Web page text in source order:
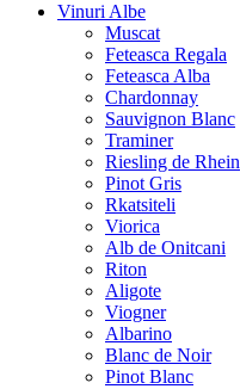
Vinuri Albe
Muscat
Feteasca Regala
Feteasca Alba
Chardonnay
Sauvignon Blanc
Traminer
Riesling de Rhein
Pinot Gris
Rkatsiteli
Viorica
Alb de Onitcani
Riton
Aligote
Viogner
Albarino
Blanc de Noir
Pinot Blanc